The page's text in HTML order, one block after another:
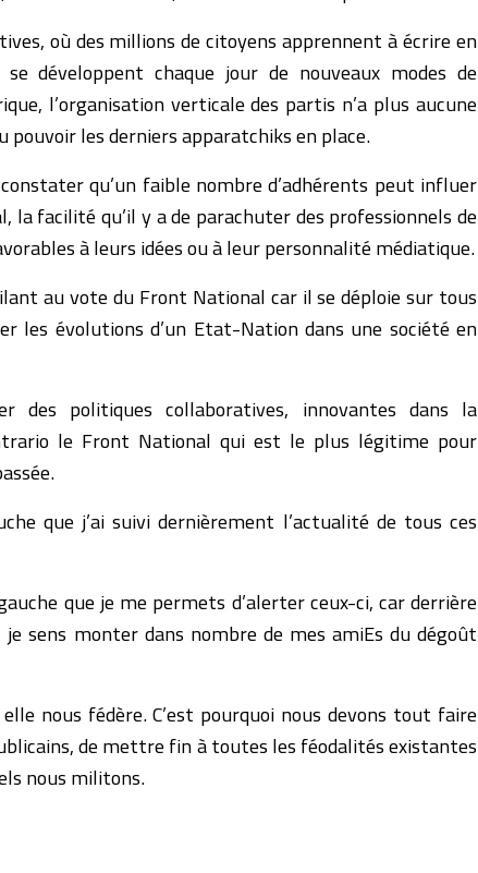
où des millions de citoyens apprennent à écrire en
développent chaque jour de nouveaux modes de
l’organisation verticale des partis n’a plus aucune
les derniers apparatchiks en place.
qu’un faible nombre d’adhérents peut influer
la facilité qu’il y a de parachuter des professionnels de
à leurs idées ou à leur personnalité médiatique.
au vote du Front National car il se déploie sur tous
les évolutions d’un Etat-Nation dans une société en
des politiques collaboratives, innovantes dans la
le Front National qui est le plus légitime pour
que j’ai suivi dernièrement l’actualité de tous ces
que je me permets d’alerter ceux-ci, car derrière
je sens monter dans nombre de mes amiEs du dégoût
nous fédère. C’est pourquoi nous devons tout faire
de mettre fin à toutes les féodalités existantes
nous militons.